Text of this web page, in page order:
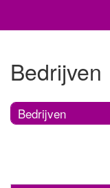
Bedrijven
Bedrijven